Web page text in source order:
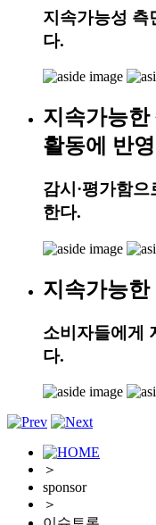
지속가능성 측
다.
지속가능한
활동에 반
감시·평가함
한다.
지속가능
소비자들에게
다.
＞
sponsor
＞